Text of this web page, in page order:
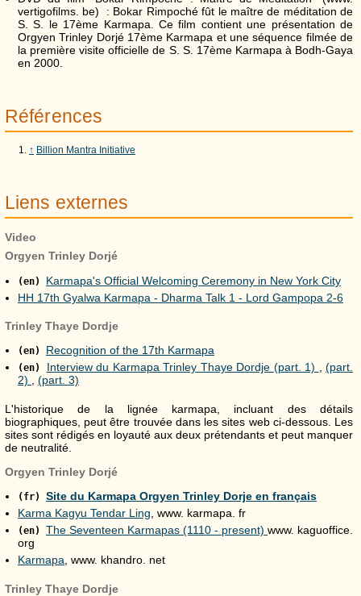
vertigofilms. be) : Bokar Rimpoché fût le maître de méditation de
S. S. le 17ème Karmapa. Ce film contient une présentation de
Orgyen Trinley Dorjé 17ème Karmapa et une séquence filmée de
la première visite officielle de S. S. 17ème Karmapa à Bodh-Gaya
en 2000.
Références
↑ Billion Mantra Initiative
Liens externes
Video
Orgyen Trinley Dorjé
(en) Karmapa's Official Welcoming Ceremony in New York City
HH 17th Gyalwa Karmapa - Dharma Talk 1 - Lord Gampopa 2-6
Trinley Thaye Dordje
(en) Recognition of the 17th Karmapa
(en) Interview du Karmapa Trinley Thaye Dordje (part. 1) , (part.
2) , (part. 3)
L'historique de la lignée karmapa, incluant des détails
biographiques, peut être trouvée dans les sites web ci-dessous. Les
sites sont rédigés en loyauté aux deux prétendants et peut manquer
de neutralité.
Orgyen Trinley Dorjé
(fr) Site du Karmapa Orgyen Trinley Dorje en français
Karma Kagyu Tendar Ling, www. karmapa. fr
(en) The Seventeen Karmapas (1110 - present) www. kaguoffice.
org
Karmapa, www. khandro. net
Trinley Thaye Dordje